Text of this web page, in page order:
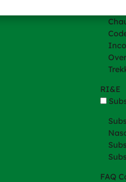
RI&E
FAQ